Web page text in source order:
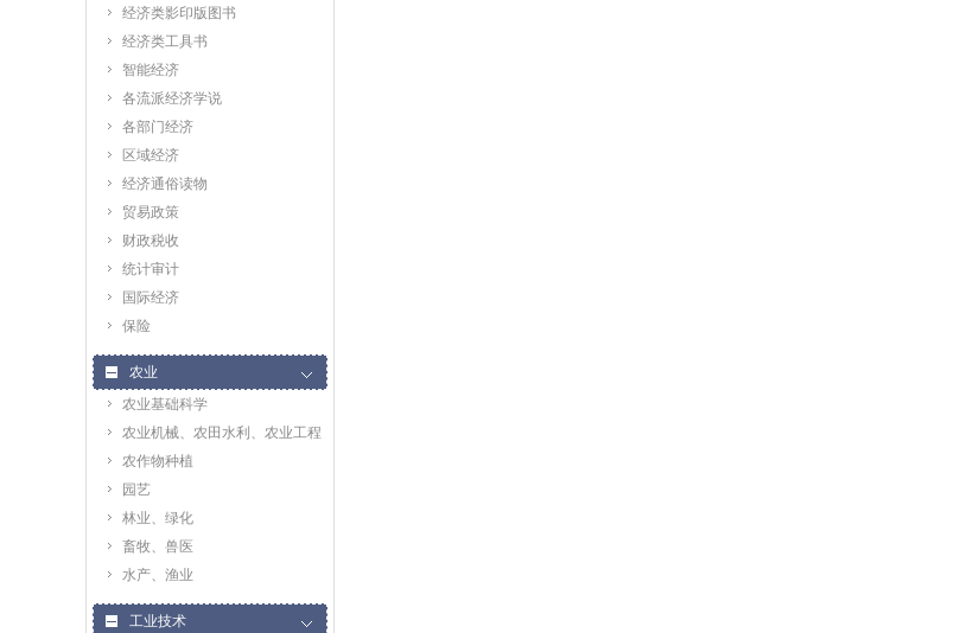
经济类影印版图书
经济类工具书
智能经济
各流派经济学说
各部门经济
区域经济
经济通俗读物
贸易政策
财政税收
统计审计
国际经济
保险
农业
农业基础科学
农业机械、农田水利、农业工程
农作物种植
园艺
林业、绿化
畜牧、兽医
水产、渔业
工业技术